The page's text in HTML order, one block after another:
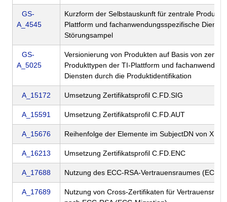
GS-
A_4545
Kurzform der Selbstauskunft für zentrale
Plattform und fachanwendungsspezifische
Störungsampel
GS-
A_5025
Versionierung von Produkten auf Basis von
Produkttypen der TI-Plattform und
Diensten durch die Produktidentifikation
A_15172 Umsetzung Zertifikatsprofil C.FD.SIG
A_15591 Umsetzung Zertifikatsprofil C.FD.AUT
A_15676 Reihenfolge der Elemente im SubjectDN von
A_16213 Umsetzung Zertifikatsprofil C.FD.ENC
A_17688 Nutzung des ECC-RSA-Vertrauensraumes (ECC-
A_17689
Nutzung von Cross-Zertifikaten für